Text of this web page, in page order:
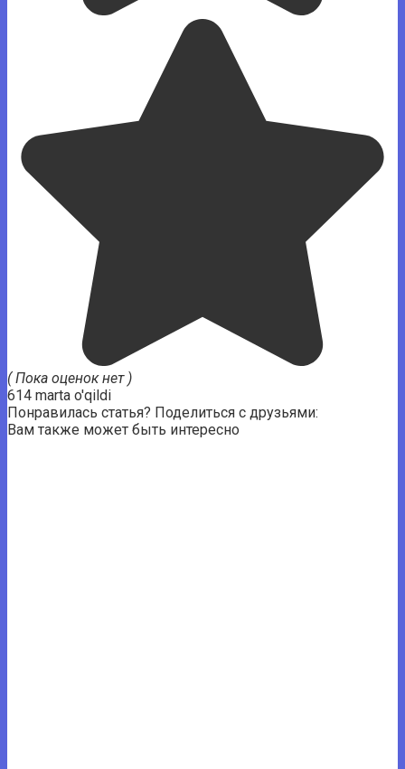
( Пока оценок нет )
614 marta o'qildi
Понравилась статья? Поделиться с друзьями:
Вам также может быть интересно